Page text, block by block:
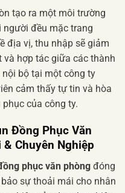
tạo ra một môi trường
người đều mặc trang
địa vị, thu nhập sẽ giảm
và hợp tác giữa các thành
bộ tại một công ty
cảm thấy tự tin và hòa
của công ty.
Đồng Phục Văn
Chuyên Nghiệp
phục văn phòng đóng
sự thoải mái cho nhân